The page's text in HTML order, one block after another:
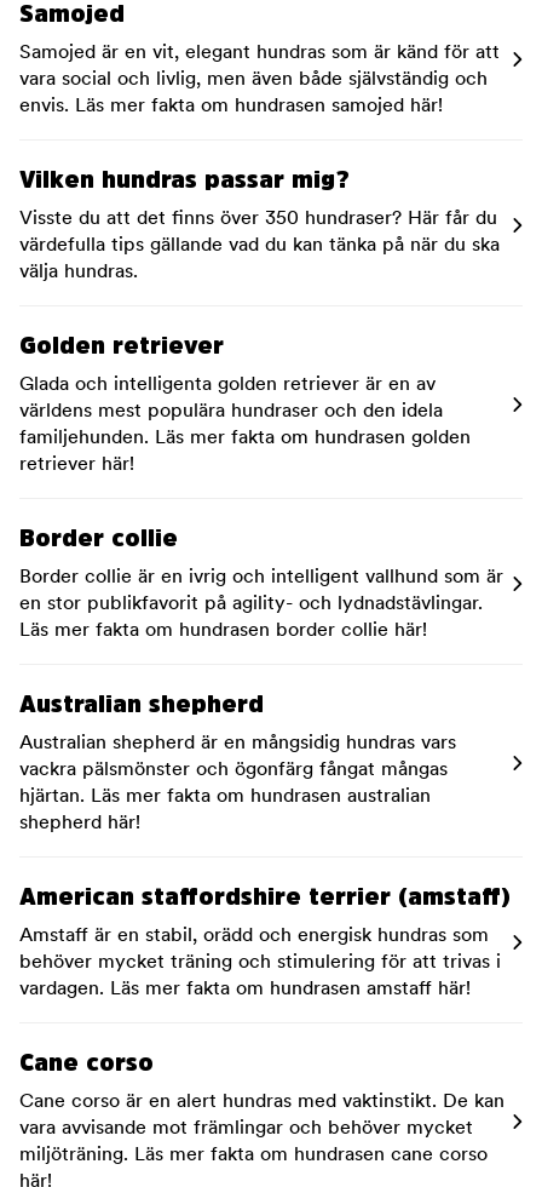
Samojed
Samojed är en vit, elegant hundras som är känd för att
vara social och livlig, men även både självständig och
envis. Läs mer fakta om hundrasen samojed här!
Vilken hundras passar mig?
Visste du att det finns över 350 hundraser? Här får du
värdefulla tips gällande vad du kan tänka på när du ska
välja hundras.
Golden retriever
Glada och intelligenta golden retriever är en av
världens mest populära hundraser och den idela
familjehunden. Läs mer fakta om hundrasen golden
retriever här!
Border collie
Border collie är en ivrig och intelligent vallhund som är
en stor publikfavorit på agility- och lydnadstävlingar.
Läs mer fakta om hundrasen border collie här!
Australian shepherd
Australian shepherd är en mångsidig hundras vars
vackra pälsmönster och ögonfärg fångat mångas
hjärtan. Läs mer fakta om hundrasen australian
shepherd här!
American staffordshire terrier (amstaff)
Amstaff är en stabil, orädd och energisk hundras som
behöver mycket träning och stimulering för att trivas i
vardagen. Läs mer fakta om hundrasen amstaff här!
Cane corso
Cane corso är en alert hundras med vaktinstikt. De kan
vara avvisande mot främlingar och behöver mycket
miljöträning. Läs mer fakta om hundrasen cane corso
här!